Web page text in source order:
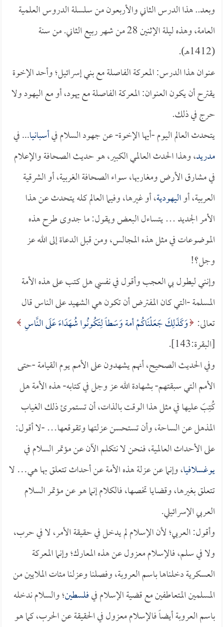
وبعد.. هذا الدرس الثاني والأربعون من سلسلة الدروس العلمية
العامة، وهذه ليلة الإثنين 28 من شهر ربيع الثاني. من سنة
(1412هـ).
عنوان هذا الدرس: المعركة الفاصلة مع بني إسرائيل؛ وأحد الإخوة
يقترح أن يكون العنوان: المعركة الفاصلة مع يهود، أو مع اليهود ولا
حرج في ذلك.
يتحدث العالم اليوم -أيها الإخوة- عن جهود السلام فيأسبانيا... في
مدريد، وهذا الحدث العالمي الكبير، هو حديث الصحافة والإعلام
في مشارق الأرض ومغاربها، سواء الصحافة الغربية، أو الشرقية
العربية، أواليهودية، أو غيرها، وفيما العالم كله يتحدث عن هذا
الأمر الجديد … يتساءل البعض ويقول: ما جدوى طرح هذه
الموضوعات في مثل هذه المجالس، ومن قبل الدعاة إلى الله عز
وجل؟!
وإنني ليطول بي العجب وأقول في نفسي هل كتب على هذه الأمة
المسلمة -التي كان المفترض أن تكون هي الشهيد على الناس قال
تعالى: وَكَذَلِكَ جَعَلْنَاكُمْ أمة وَسَطاً لِتَكُونُوا شُهَدَاءَ عَلَى النَّاسِ
[البقرة:143].
وفي الحديث الصحيح، أنهم يشهدون على الأمم يوم القيامة -حتى
الأمم التي سبقتهم- بشهادة الله عز وجل في كتابه- هذه الأمة هل
كُتِبَ عليها في مثل هذا الوقت بالذات، أن تستمرئ ذلك الغياب
المذهل عن الساحة، وأن تستحسن عزلتها وتقوقعها… -لا أقول:
على الأحداث العالمية، فنحن لا نتكلم الآن عن مؤتمر السلام في
يوغسلافيا، وإنما عن عزلة هذه الأمة عن أحداث تتعلق بها هي… لا
تتعلق بغيرها، وقضايا تخصها، فالكلام إنما هو عن مؤتمر السلام
العربي الإسرائيلي.
وأقول: العربي؛ لأن الإسلام لم يدخل في حقيقة الأمر، لا في حرب،
ولا في سلم، فالإسلام معزول عن هذه المعارك؛ وإنما المعركة
العسكرية دخلناها باسم العروبة، وفصلنا وعزلنا مئات الملايين من
المسلمين المتعاطفين مع قضية الإسلام فيفلسطين؛ والسلام ندخله
باسم العروبة أيضاً فالإسلام معزول في الحقيقة عن الحرب، كما هو